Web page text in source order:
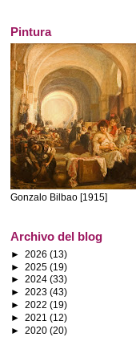
Pintura
Gonzalo Bilbao [1915]
Archivo del blog
► 2026 (13)
► 2025 (19)
► 2024 (33)
► 2023 (43)
► 2022 (19)
► 2021 (12)
► 2020 (20)